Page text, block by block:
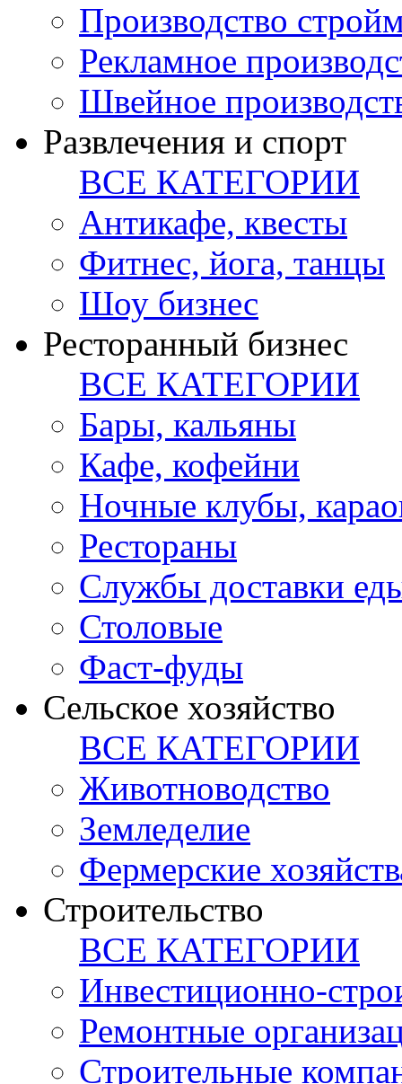
Производство
Рекламное
Швейное
Развлечения и спорт
ВСЕ КАТЕГОРИИ
Антикафе, квесты
Фитнес, йога, танцы
Шоу бизнес
Ресторанный бизнес
ВСЕ КАТЕГОРИИ
Бары, кальяны
Кафе, кофейни
Ночные клубы,
Рестораны
Службы доставки
Столовые
Фаст-фуды
Сельское хозяйство
ВСЕ КАТЕГОРИИ
Животноводство
Земледелие
Фермерские
Строительство
ВСЕ КАТЕГОРИИ
Инвестиционно-
Ремонтные
Строительные